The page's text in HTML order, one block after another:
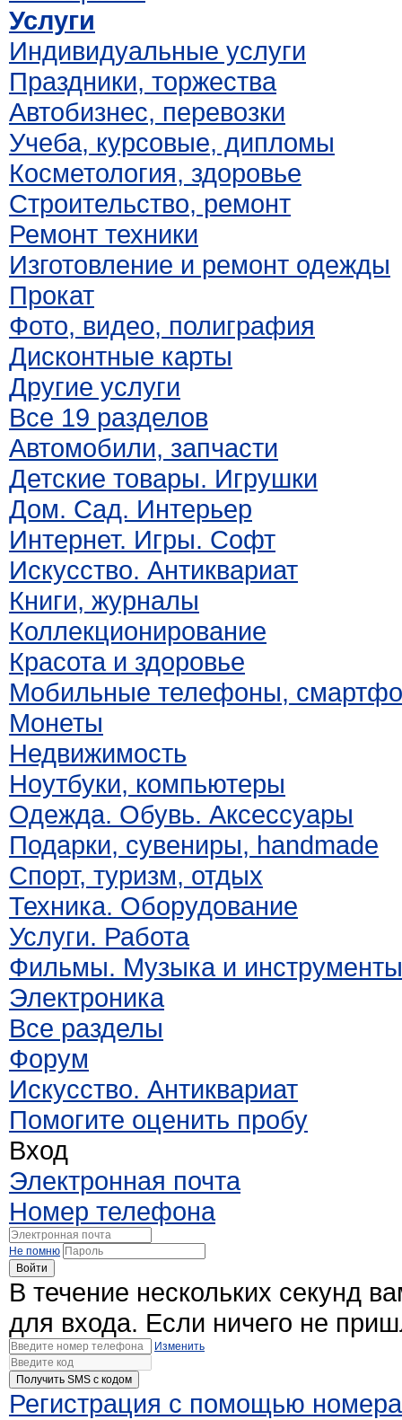
Услуги
Индивидуальные услуги
Праздники, торжества
Автобизнес, перевозки
Учеба, курсовые, дипломы
Косметология, здоровье
Строительство, ремонт
Ремонт техники
Изготовление и ремонт одежды
Прокат
Фото, видео, полиграфия
Дисконтные карты
Другие услуги
Все 19 разделов
Автомобили, запчасти
Детские товары. Игрушки
Дом. Сад. Интерьер
Интернет. Игры. Софт
Искусство. Антиквариат
Книги, журналы
Коллекционирование
Красота и здоровье
Мобильные телефоны,
Монеты
Недвижимость
Ноутбуки, компьютеры
Одежда. Обувь. Аксессуары
Подарки, сувениры, handmade
Спорт, туризм, отдых
Техника. Оборудование
Услуги. Работа
Фильмы. Музыка и инструменты
Электроника
Все разделы
Форум
Искусство. Антиквариат
Помогите оценить пробу
Вход
Электронная почта
Номер телефона
Не помню
Войти
В течение нескольких секунд
для входа. Если ничего не
Изменить
Получить SMS c кодом
Регистрация с помощью